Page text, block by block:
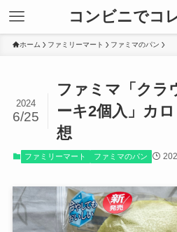
コンビニでコ
ホーム ファミリーマート ファミマのパン
ファミマ「クラ
ーキ2個入」カ
想
2024
6/25
ファミリーマート ファミマのパン